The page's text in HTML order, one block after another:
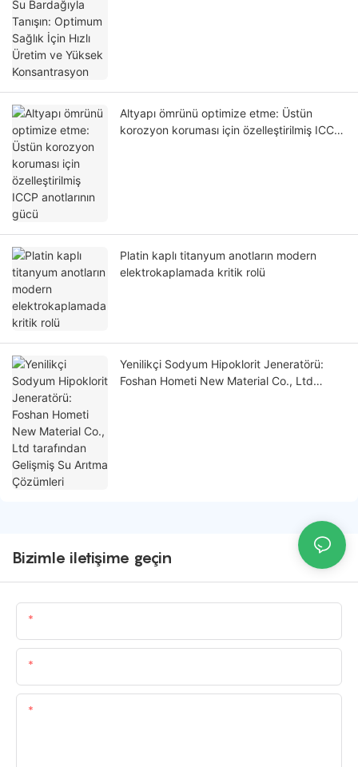
Altyapı ömrünü optimize etme: Üstün
korozyon koruması için özelleştirilmiş ICCP
Platin kaplı titanyum anotların modern
elektrokaplamada kritik rolü
Yenilikçi Sodyum Hipoklorit Jeneratörü:
Foshan Hometi New Material Co., Ltd
Bizimle iletişime geçin